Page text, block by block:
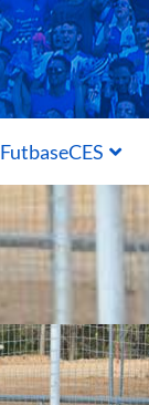
FutbaseCES